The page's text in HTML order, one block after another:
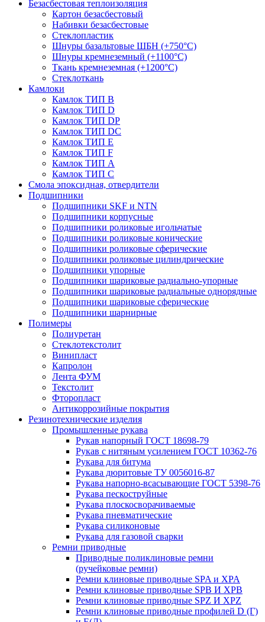
Безасбестовая теплоизоляция
Картон безасбестовый
Набивки безасбестовые
Стеклопластик
Шнуры базальтовые ШБН (+750°С)
Шнуры кремнеземный (+1100°С)
Ткань кремнеземная (+1200°С)
Стеклоткань
Камлоки
Камлок ТИП B
Камлок ТИП D
Камлок ТИП DP
Камлок ТИП DС
Камлок ТИП E
Камлок ТИП F
Камлок ТИП А
Камлок ТИП С
Смола эпоксидная, отвердители
Подшипники
Подшипники SKF и NTN
Подшипники корпусные
Подшипники роликовые игольчатые
Подшипники роликовые конические
Подшипники роликовые сферические
Подшипники роликовые цилиндрические
Подшипники упорные
Подшипники шариковые радиально-упорные
Подшипники шариковые радиальные однорядные
Подшипники шариковые сферические
Подшипники шарнирные
Полимеры
Полиуретан
Стеклотекстолит
Винипласт
Капролон
Лента ФУМ
Текстолит
Фторопласт
Антикоррозийные покрытия
Резинотехнические изделия
Промышленные рукава
Рукав напорный ГОСТ 18698-79
Рукав с нитяным усилением ГОСТ 10362-76
Рукава для битума
Рукава дюритовые ТУ 0056016-87
Рукава напорно-всасывающие ГОСТ 5398-76
Рукава пескоструйные
Рукава плоскосворачиваемые
Рукава пневматические
Рукава силиконовые
Рукава для газовой сварки
Ремни приводные
Приводные поликлиновые ремни
(ручейковые ремни)
Ремни клиновые приводные SPA и XPA
Ремни клиновые приводные SPB И XPB
Ремни клиновые приводные SPZ И XPZ
Ремни клиновые приводные профилей D (Г)